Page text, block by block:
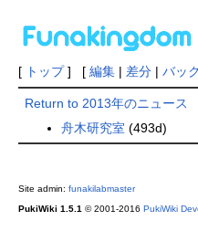
[ トップ] [ 編集| 差分| バッ
Return to 2013年のニュース
舟木研究室 (493d)
Site admin: funakilabmaster
PukiWiki 1.5.1 © 2001-2016 PukiWiki